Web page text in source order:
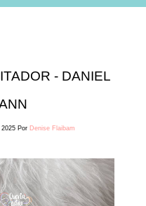
- DANIEL
Por Denise Flaibam